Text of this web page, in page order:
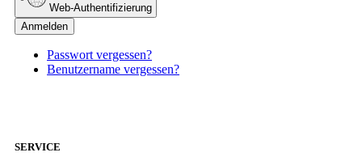
Web-Authentifizierung
Anmelden
Passwort vergessen?
Benutzername vergessen?
SERVICE